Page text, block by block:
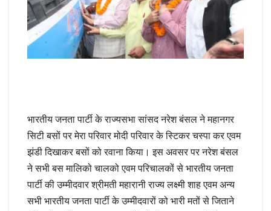
भारतीय जनता पार्टी के राज्यसभा सांसद नरेश बंसल ने महानगर
सिटी बसों पर मेरा परिवार मोदी परिवार के स्टिकर चस्पा कर एवम
झंडी दिखाकर बसों को रवाना किया। इस अवसर पर नरेश बंसल
ने सभी बस मालिको चालको एवम परिचालकों से भारतीय जनता
पार्टी की उम्मीदवार श्रीमती महारानी राज्य लक्ष्मी शाह एवम अन्य
सभी भारतीय जनता पार्टी के उम्मीदवारों को भारी मतों से जिताने